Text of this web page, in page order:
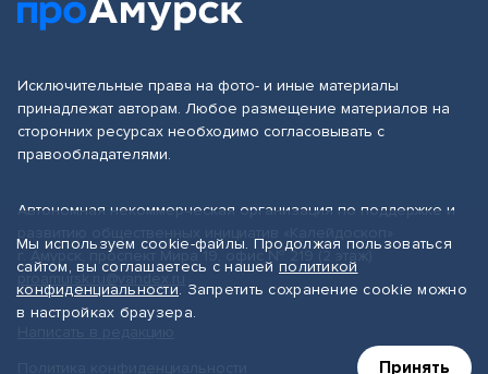
Исключительные права на фото- и иные материалы
принадлежат авторам. Любое размещение материалов на
сторонних ресурсах необходимо согласовывать с
правообладателями.
Автономная некоммерческая организация по поддержке и
г. Амурск, проспект Мира 19, офис № 219 (2 этаж)
proamursk.ru@yandex.ru
Мы используем cookie-файлы. Продолжая пользоваться
сайтом, вы соглашаетесь с нашей политикой
конфиденциальности. Запретить сохранение cookie можно
в настройках браузера.
Принять